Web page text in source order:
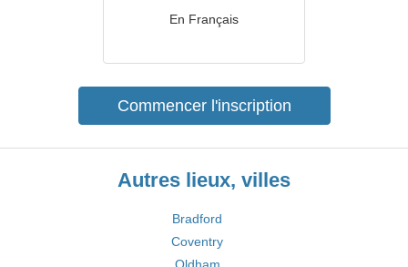
En Français
Commencer l'inscription
Autres lieux, villes
Bradford
Coventry